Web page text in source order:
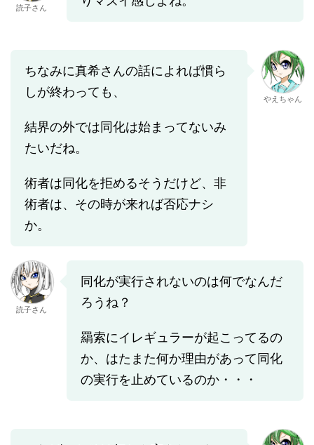
読子さん
ちなみに真希さんの話によれば慣ら
しが終わっても、
結界の外では同化は始まってないみ
たいだね。
術者は同化を拒めるそうだけど、非
術者は、その時が来れば否応ナシ
か。
やえちゃん
読子さん
同化が実行されないのは何でなんだ
ろうね？
羂索にイレギュラーが起こってるの
か、はたまた何か理由があって同化
の実行を止めているのか・・・